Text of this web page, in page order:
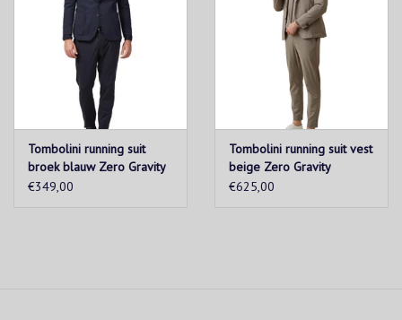
Tombolini running suit
broek blauw Zero Gravity
€349,00
Tombolini running suit vest
beige Zero Gravity
€625,00